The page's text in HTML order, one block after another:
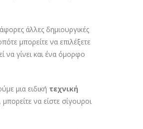
άλλες δημιουργικές
μπορείτε να επιλέξετε
να γίνει και ένα όμορφο
μια ειδική τεχνική
να είστε σίγουροι